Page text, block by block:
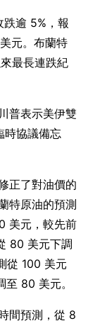
逾 5%，報
元。布蘭特
最長連跌紀
普表示美伊雙
時協議備忘
正了對油價的
特原油的預測
美元，較先前
80 美元下調
從 100 美元
80 美元。
間預測，從 8